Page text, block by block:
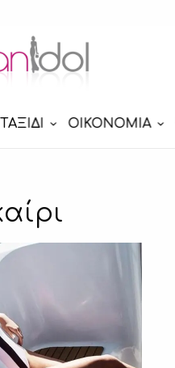
ΤΑΞΙΔΙ ΟΙΚΟΝΟΜΙΑ